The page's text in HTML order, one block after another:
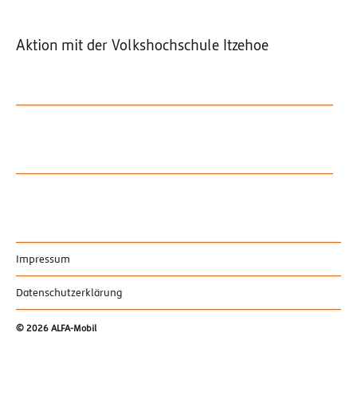
Aktion mit der Volkshochschule Itzehoe
Impressum
Datenschutzerklärung
© 2026 ALFA-Mobil